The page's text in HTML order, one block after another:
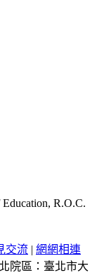
R.O.C.
交流 | 網網相連
院區：臺北市大